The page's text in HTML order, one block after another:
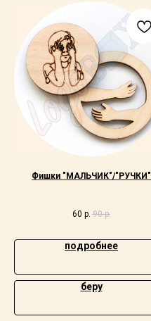
Фишки "МАЛЬЧИК"/"РУЧКИ"
60 р. 90 р.
подробнее
беру